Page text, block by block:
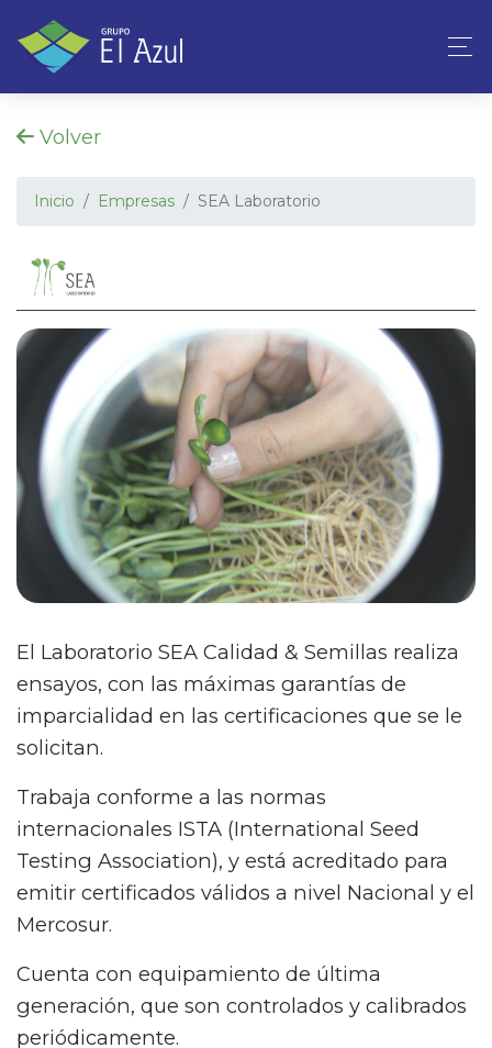
Volver
Inicio Empresas SEA Laboratorio
El Laboratorio SEA Calidad & Semillas realiza
ensayos, con las máximas garantías de
imparcialidad en las certificaciones que se le
solicitan.
Trabaja conforme a las normas
internacionales ISTA (International Seed
Testing Association), y está acreditado para
emitir certificados válidos a nivel Nacional y el
Mercosur.
Cuenta con equipamiento de última
generación, que son controlados y calibrados
periódicamente.